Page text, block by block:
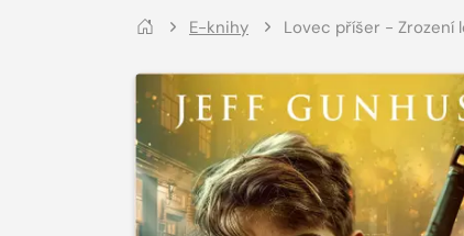
E-knihy Lovec příšer - Zrození